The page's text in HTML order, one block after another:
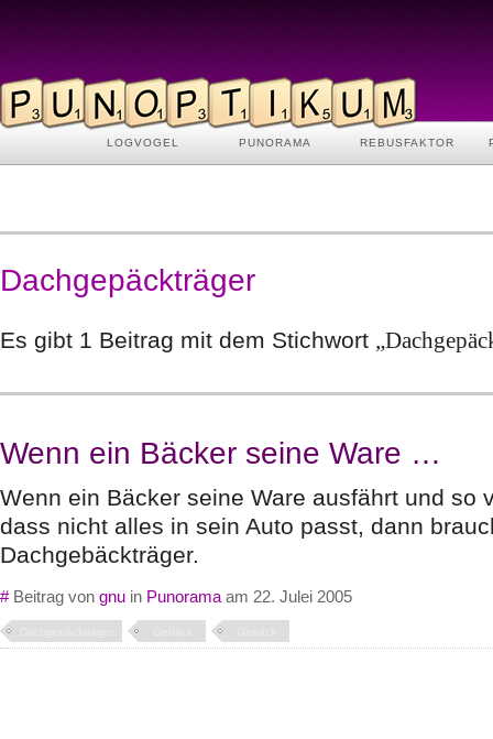
LOGVOGEL PUNORAMA REBUSFAKTOR
Dachgepäckträger
Es gibt 1 Beitrag mit dem Stichwort
Wenn ein Bäcker seine Ware …
Wenn ein Bäcker seine Ware ausfährt und so
dass nicht alles in sein Auto passt, dann
Dachgebäckträger.
#Beitrag von gnu in Punorama am 22. Julei 2005